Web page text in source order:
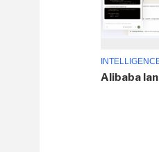
Alibaba